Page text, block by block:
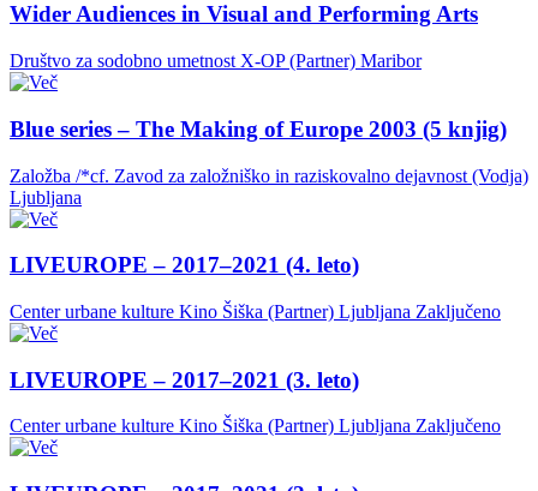
Wider Audiences in Visual and Performing Arts
Društvo za sodobno umetnost X-OP (Partner) Maribor
Blue series – The Making of Europe 2003 (5 knjig)
Založba /*cf. Zavod za založniško in raziskovalno dejavnost (Vodja)
Ljubljana
LIVEUROPE – 2017–2021 (4. leto)
Center urbane kulture Kino Šiška (Partner) Ljubljana Zaključeno
LIVEUROPE – 2017–2021 (3. leto)
Center urbane kulture Kino Šiška (Partner) Ljubljana Zaključeno